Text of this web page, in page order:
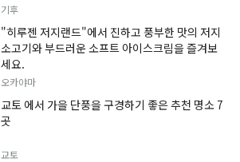
기후
"히루젠 저지랜드"에서 진하고 풍부한 맛의 저지
소고기와 부드러운 소프트 아이스크림을 즐겨보
세요.
오카야마
교토 에서 가을 단풍을 구경하기 좋은 추천 명소 7
곳
교토